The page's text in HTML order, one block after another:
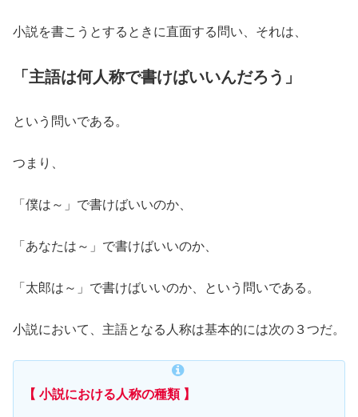
小説を書こうとするときに直面する問い、それは、
「主語は何人称で書けばいいんだろう」
という問いである。
つまり、
「僕は～」で書けばいいのか、
「あなたは～」で書けばいいのか、
「太郎は～」で書けばいいのか、という問いである。
小説において、主語となる人称は基本的には次の３つだ。
【 小説における人称の種類 】